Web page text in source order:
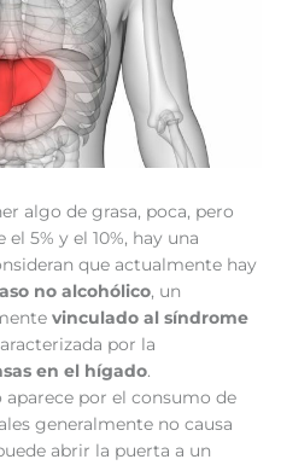
algo de grasa, poca, pero
5% y el 10%, hay una
que actualmente hay
no alcohólico, un
vinculado al síndrome
por la
en el hígado.
por el consumo de
generalmente no causa
abrir la puerta a un